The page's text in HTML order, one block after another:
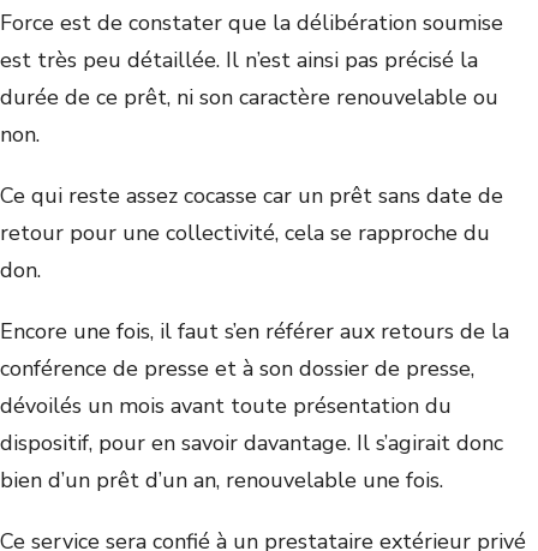
Force est de constater que la délibération soumise
est très peu détaillée. Il n’est ainsi pas précisé la
durée de ce prêt, ni son caractère renouvelable ou
non.
Ce qui reste assez cocasse car un prêt sans date de
retour pour une collectivité, cela se rapproche du
don.
Encore une fois, il faut s’en référer aux retours de la
conférence de presse et à son dossier de presse,
dévoilés un mois avant toute présentation du
dispositif, pour en savoir davantage. Il s’agirait donc
bien d’un prêt d’un an, renouvelable une fois.
Ce service sera confié à un prestataire extérieur privé